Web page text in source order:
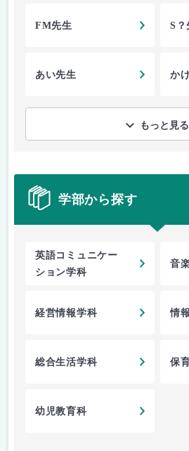
FM先生 S？
あい先生 か
もっと見る
学部から探す
英語コミュニケー
ション学科
音
経営情報学科 情
総合生活学科 保
幼児教育科